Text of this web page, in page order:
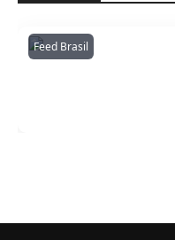
Feed BrasilAmazonianarede
1053